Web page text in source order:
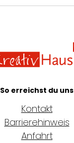
So erreichst du uns
Kontakt
Barrierehinweis
Anfahrt